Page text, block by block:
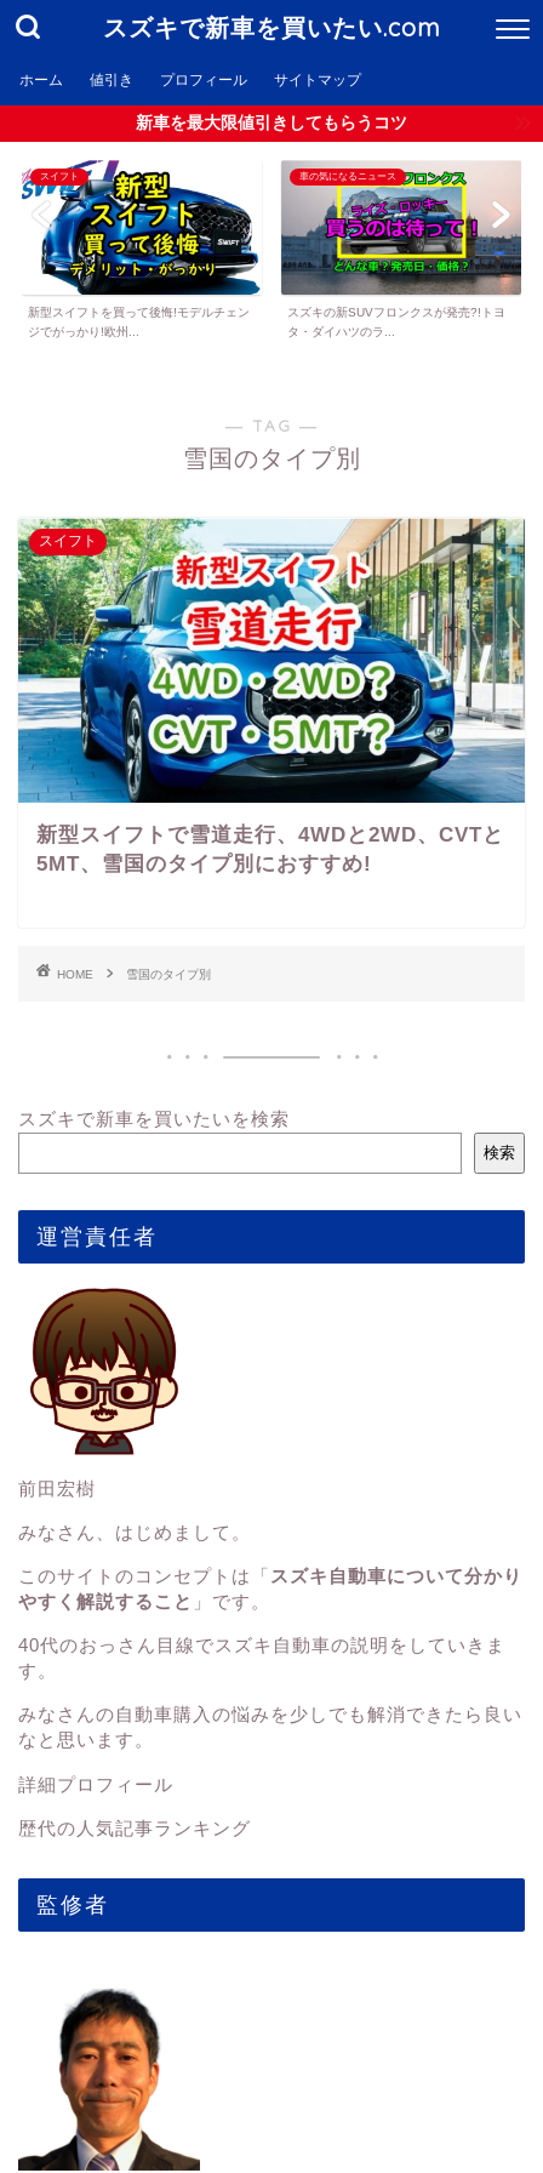
スズキで新車を買いたい.com
ホーム 値引き プロフィール サイトマップ
新車を最大限値引きしてもらうコツ
スイフト
新型スイフトを買って後悔!モデルチェン
ジでがっかり!欧州...
車の気になるニュース
スズキの新SUVフロンクスが発売?!トヨ
タ・ダイハツのラ...
― TAG ―
雪国のタイプ別
スイフト
新型スイフトで雪道走行、4WDと2WD、CVTと
5MT、雪国のタイプ別におすすめ!
HOME 雪国のタイプ別
スズキで新車を買いたいを検索
検索
運営責任者
前田宏樹
みなさん、はじめまして。
このサイトのコンセプトは「 スズキ自動車について分かり
やすく解説すること 」です。
40代のおっさん目線でスズキ自動車の説明をしていきま
す。
みなさんの自動車購入の悩みを少しでも解消できたら良い
なと思います。
詳細プロフィール
歴代の人気記事ランキング
監修者